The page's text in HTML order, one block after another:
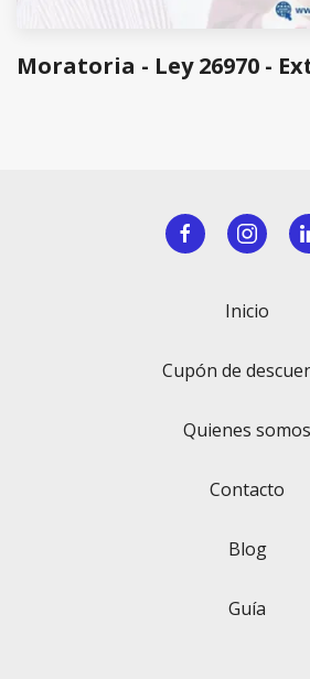
Moratoria - Ley 26970 -
Inicio
Cupón de
Quienes somos
Contacto
Blog
Guía